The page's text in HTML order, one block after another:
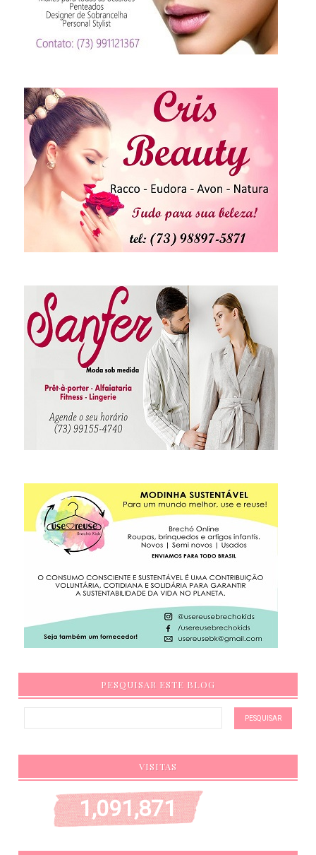
PESQUISAR ESTE BLOG
VISITAS
1,091,871